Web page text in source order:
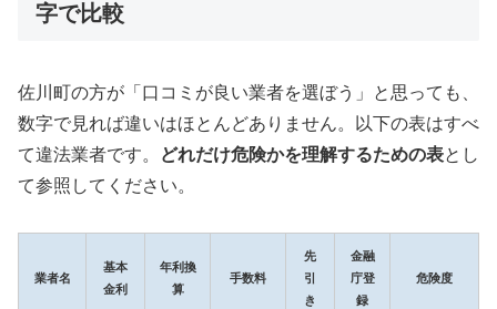
字で比較
佐川町の方が「口コミが良い業者を選ぼう」と思っても、
数字で見れば違いはほとんどありません。以下の表はすべ
て違法業者です。
どれだけ危険かを理解するための表とし
て参照してください。
業者名
基本
金利
年利換
算
手数料
先
引
き
金融
庁登
録
危険度